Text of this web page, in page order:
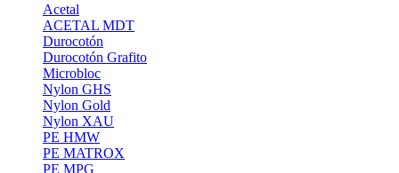
Acetal
ACETAL MDT
Durocotón
Durocotón Grafito
Microbloc
Nylon GHS
Nylon Gold
Nylon XAU
PE HMW
PE MATROX
PE MPG